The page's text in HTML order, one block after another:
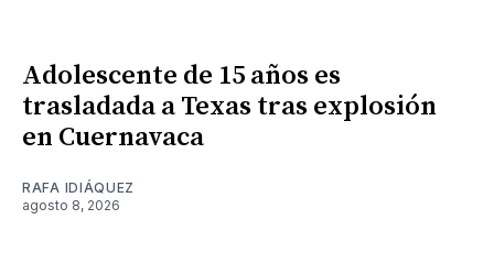
Adolescente de 15 años es
trasladada a Texas tras explosión
en Cuernavaca
RAFA IDIÁQUEZ
agosto 8, 2026